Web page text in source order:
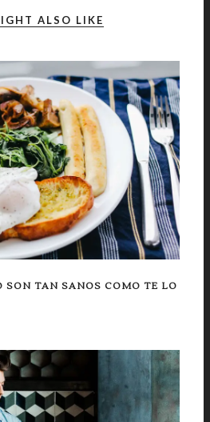
ALSO LIKE
SON TAN SANOS COMO TE LO